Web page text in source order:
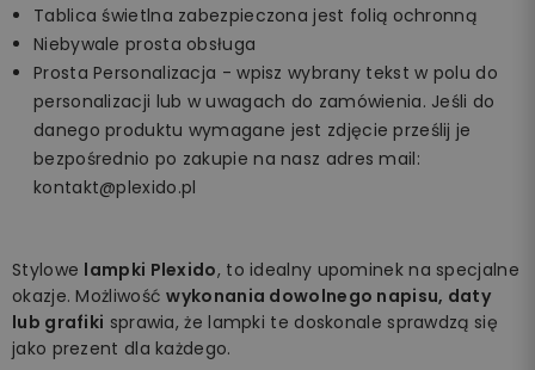
Tablica świetlna zabezpieczona jest folią ochronną
Niebywale prosta obsługa
Prosta Personalizacja - wpisz wybrany tekst w polu do
personalizacji lub w uwagach do zamówienia. Jeśli do
danego produktu wymagane jest zdjęcie prześlij je
bezpośrednio po zakupie na nasz adres mail:
kontakt@plexido.pl
Stylowe lampki Plexido, to idealny upominek na specjalne
okazje. Możliwośćwykonania dowolnego napisu, daty
lub grafiki sprawia, że lampki te doskonale sprawdzą się
jako prezent dla każdego.